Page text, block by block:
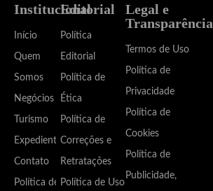
Institucional
Início
Quem
Somos
Negócios
Turismo
Expediente
Contato
Política de
Editorial
Política
Editorial
Política de
Ética
Política de
Correções e
Retratações
Política de Uso
Legal e
Transparência
Termos de Uso
Política de
Privacidade
Política de
Cookies
Política de
Publicidade,